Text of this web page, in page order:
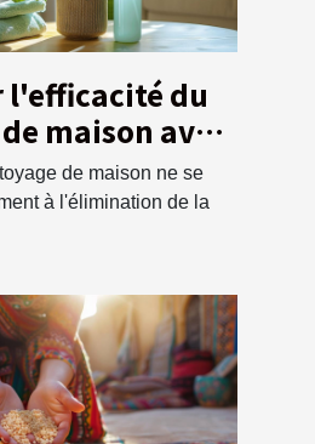
l'efficacité du
maison avec
débarras
de maison ne se
à l'élimination de la